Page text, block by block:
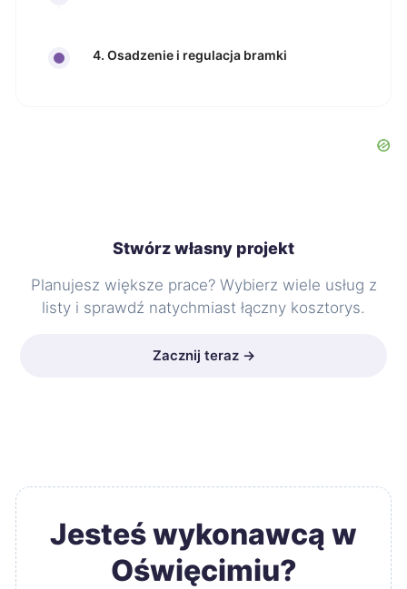
4. Osadzenie i regulacja bramki
Stwórz własny projekt
Planujesz większe prace? Wybierz wiele usług z
listy i sprawdź natychmiast łączny kosztorys.
Zacznij teraz →
Jesteś wykonawcą w
Oświęcimiu?